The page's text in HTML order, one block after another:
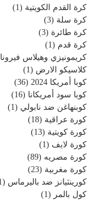
كرة القدم الكويتية (1)
كرة سلة (3)
كرة طائرة (3)
كرة قدم (1)
كريمونيزي وهيلاس فيرونا
كلاسيكو الارض (1)
كوبا أمريكا 2024
(36)
كوبا سود أمريكانا (16)
كوبنهاغن ضد نابولي (1)
كورة عراقية (18)
كورة كويتية (13)
كورة لايف (1)
كورة مصريه (89)
كورة مغربية (23)
كورينثيانز ضد باليرماس (1)
كول بالمر (1)